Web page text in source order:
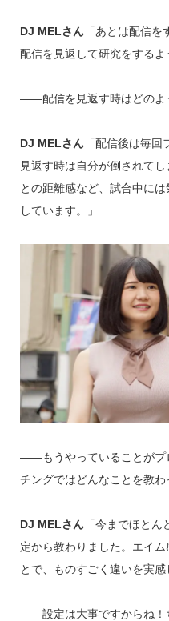
DJ MELさん「あとは配信を
配信を見返して研究をするよ
――配信を見返す時はどのよ
DJ MELさん「配信後は毎回
見返す時は自分が倒されて
との距離感など、試合中に
しています。」
――もうやっていることがプ
チングではどんなことを教わ
DJ MELさん「今までほとん
定から教わりました。エイ
とで、ものすごく違いを実感
――設定は大事ですからね！